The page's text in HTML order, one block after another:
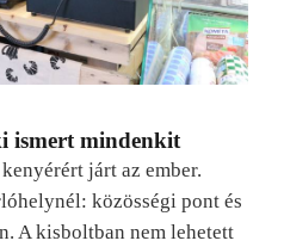
ismert mindenkit
járt az ember.
közösségi pont és
A kisboltban nem lehetett